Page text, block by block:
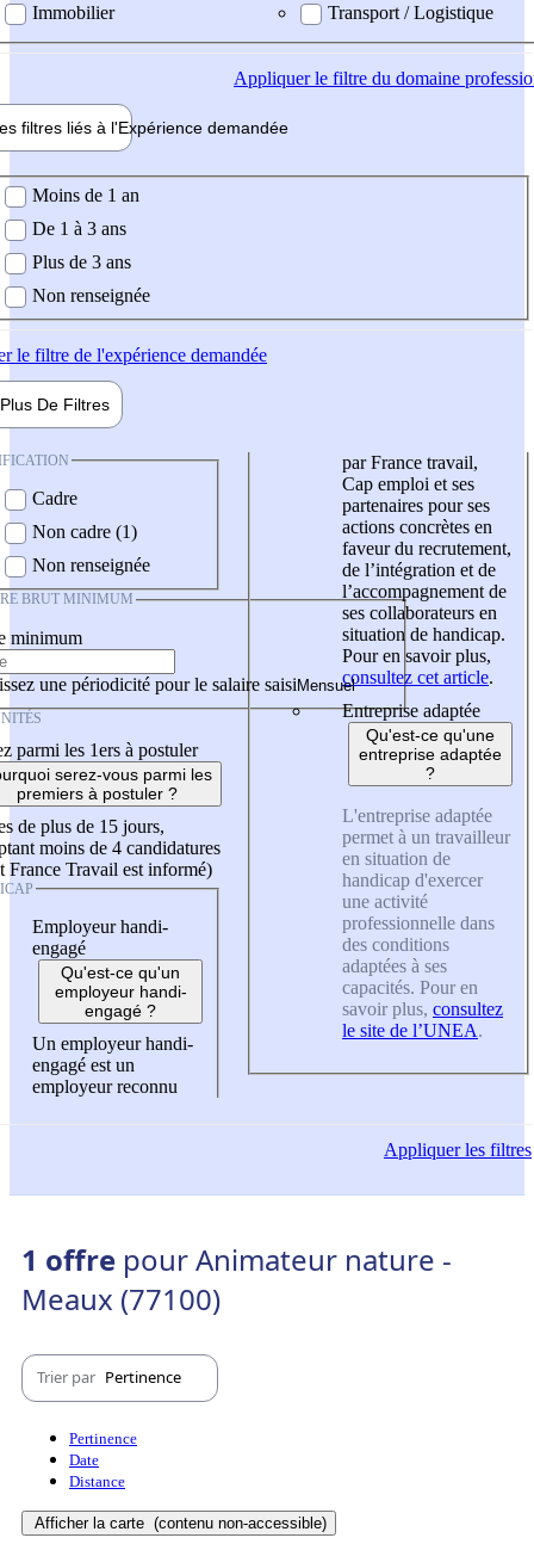
Immobilier
Transport / Logistique
Appliquerle filtre du domaine
filtres liés à l'Expérience demandée
demandée
Moins de 1 an
De 1 à 3 ans
Plus de 3 ans
Non renseignée
le filtre de l'expérience demandée
Plus De Filtres
Cadre
Non cadre (1)
Non renseignée
BRUT MINIMUM
minimum
une périodicité pour le salaire saisi
parmi les 1ers à postuler
serez-vous parmi les
premiers à postuler ?
de plus de 15 jours,
moins de 4 candidatures
France Travail est informé)
Employeur handi-
engagé
Qu'est-ce qu'un
employeur handi-
engagé ?
Un employeur handi-
engagé est un
employeur reconnu
par France travail,
Cap emploi et ses
partenaires pour ses
actions concrètes en
faveur du recrutement,
de l’intégration et de
l’accompagnement de
ses collaborateurs en
situation de handicap.
Pour en savoir plus,
consultez cet article.
Entreprise adaptée
Qu'est-ce qu'une
entreprise adaptée
?
L'entreprise adaptée
permet à un travailleur
en situation de
handicap d'exercer
une activité
professionnelle dans
des conditions
adaptées à ses
capacités. Pour en
savoir plus, consultez
le site de l’UNEA.
Appliquerles filtres
1 offre pour Animateur nature -
Meaux (77100)
Trier par Pertinence
Pertinence
Date
Distance
Afficher la carte (contenu non-accessible)